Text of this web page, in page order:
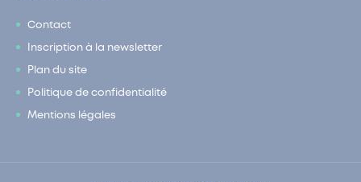
Contact
Inscription à la newsletter
Plan du site
Politique de confidentialité
Mentions légales